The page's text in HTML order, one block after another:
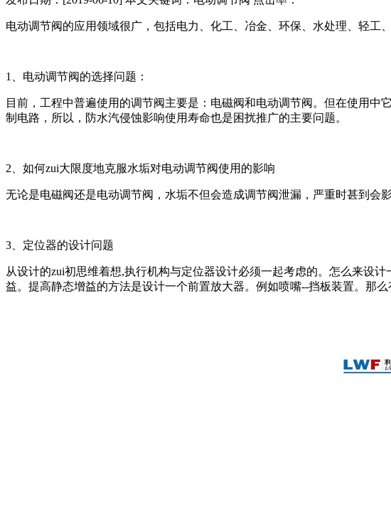
电动调节阀的应用领域很广，包括电力、化工、冶金、环保、水处理、轻工
1、电动调节阀的选择问题：
目前，工程中普遍使用的调节阀主要是：电磁阀和电动调节阀。但在使用
制电路，所以，防水汽侵蚀影响使用寿命也是困扰推广的主要问题。
2、如何zui大限度地克服水垢对电动调节阀使用的影响
无论是电磁阀还是电动调节阀，水垢不但会造成调节阀泄漏，严重时甚到会
3、定位器的设计问题
从设计的zui初思维着想,执行机构与定位器设计必须一起考虑的。怎么来设
益。提高静态增益的方法是设计一个前置放大器。例如喷嘴--挡板装置。那